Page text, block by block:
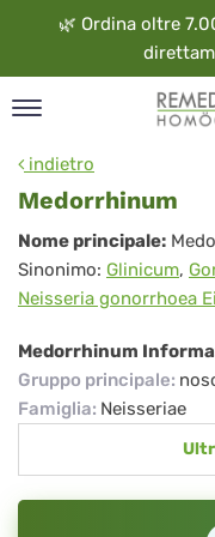
🌿 Ordina oltre
indietro
Medorrhinum
Nome principale:
Sinonimo: Glinicum,
Neisseria gonorrhoea
Medorrhinum
Gruppo principale:
Famiglia: Neisseriae